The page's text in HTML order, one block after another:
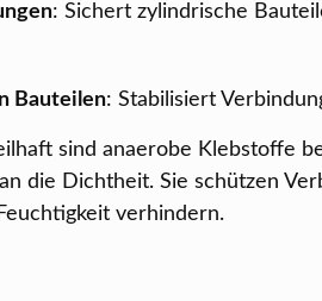
: Sichert zylindrische
Bauteilen: Stabilisiert
sind anaerobe Klebstoffe
die Dichtheit. Sie schützen
verhindern.